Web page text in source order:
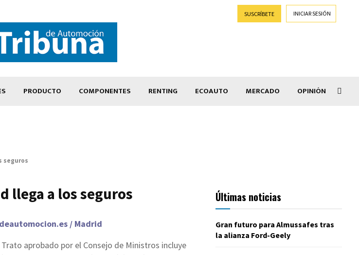
SUSCRÍBETE INICIAR SESIÓN
PRODUCTO COMPONENTES RENTING ECOAUTO MERCADO OPINIÓN
seguros
llega a los seguros
/ Madrid
aprobado por el Consejo de Ministros incluye
Últimas noticias
Gran futuro para Almussafes tras
la alianza Ford-Geely